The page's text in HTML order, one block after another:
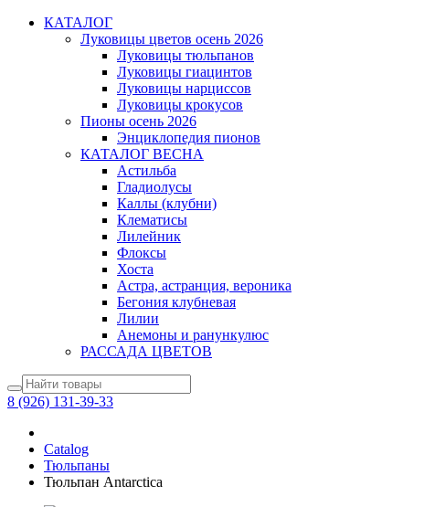
КАТАЛОГ
Луковицы цветов осень 2026
Луковицы тюльпанов
Луковицы гиацинтов
Луковицы нарциссов
Луковицы крокусов
Пионы осень 2026
Энциклопедия пионов
КАТАЛОГ ВЕСНА
Астильба
Гладиолусы
Каллы (клубни)
Клематисы
Лилейник
Флоксы
Хоста
Астра, астранция, вероника
Бегония клубневая
Лилии
Анемоны и ранункулюс
РАССАДА ЦВЕТОВ
8 (926) 131-39-33
Catalog
Тюльпаны
Тюльпан Antarctica